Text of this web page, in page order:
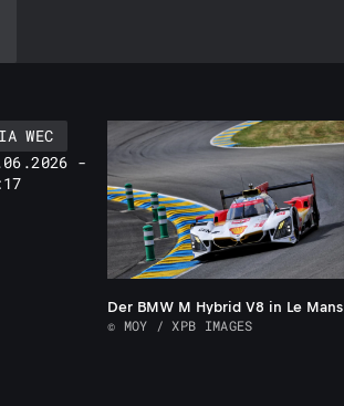
WEC
-
Der BMW M Hybrid V8 in Le Mans
© MOY / XPB IMAGES